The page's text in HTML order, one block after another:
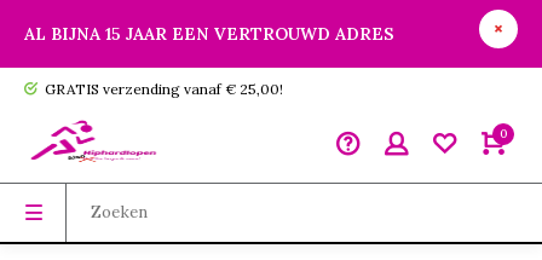
AL BIJNA 15 JAAR EEN VERTROUWD ADRES
GRATIS verzending vanaf € 25,00!
0